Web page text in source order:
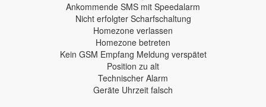
Ankommende SMS mit Speedalarm
Nicht erfolgter Scharfschaltung
Homezone verlassen
Homezone betreten
Kein GSM Empfang Meldung verspätet
Position zu alt
Technischer Alarm
Geräte Uhrzeit falsch